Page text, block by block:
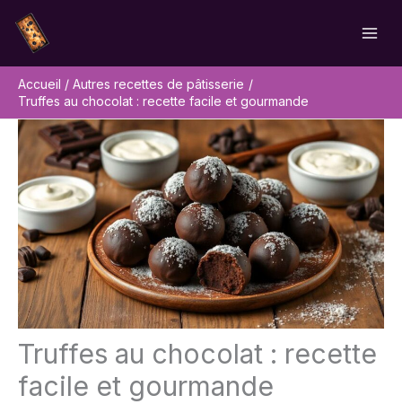
contenu
Accueil
Autres recettes de pâtisserie
Truffes au chocolat : recette facile et gourmande
Truffes au chocolat : recette
facile et gourmande
Rechercher